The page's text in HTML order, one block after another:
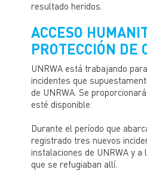
resultado heridos.
ACCESO
PROTECCIÓN DE
UNRWA está trabajando
incidentes que
de UNRWA. Se
esté disponible.
Durante el período que
registrado tres nuevos
instalaciones de UNRWA y
que se refugiaban allí.